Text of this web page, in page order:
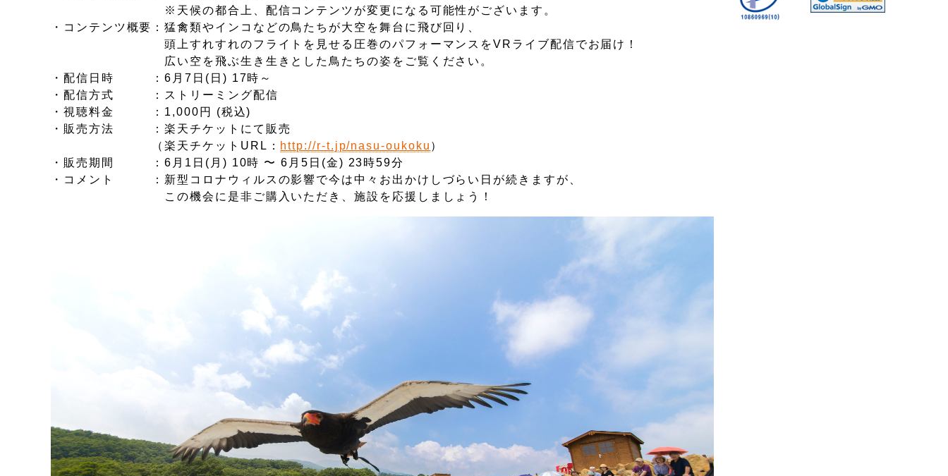
※天候の都合上、配信コンテンツが変更になる可能性がございます。
・コンテンツ概要：猛禽類やインコなどの鳥たちが大空を舞台に飛び回り、
頭上すれすれのフライトを見せる圧巻のパフォーマンスをVRライブ配信でお届け！
広い空を飛ぶ生き生きとした鳥たちの姿をご覧ください。
・配信日時 ：6月7日(日) 17時～
・配信方式 ：ストリーミング配信
・視聴料金 ：1,000円 (税込)
・販売方法 ：楽天チケットにて販売
（楽天チケットURL： http://r-t.jp/nasu-oukoku ）
・販売期間 ：6月1日(月) 10時 〜 6月5日(金) 23時59分
・コメント ：新型コロナウィルスの影響で今は中々お出かけしづらい日が続きますが、
この機会に是非ご購入いただき、施設を応援しましょう！